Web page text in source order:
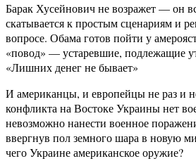
Барак Хусейнович не возражет — он
скатывается к простым сценариям и
вопросе. Обама готов пойти у
«повод» — устаревшие, подлежащие
«Лишних денег не бывает»
И американцы, и европейцы не раз и
конфликта на Востоке Украины нет
невозможно нанести военное
ввергнув пол земного шара в новую
чего Украине американское оружие?